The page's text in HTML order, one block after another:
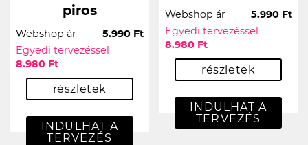
piros
Webshop ár
5.990 Ft
Egyedi tervezéssel
8.980 Ft
részletek
INDULHAT A
TERVEZÉS
Webshop ár
5.990 Ft
Egyedi tervezéssel
8.980 Ft
részletek
INDULHAT A
TERVEZÉS